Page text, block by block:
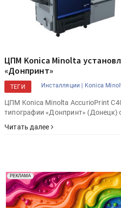
ЦПМ Konica Minolta
«Донпринт»
ТЕГИ Инсталляции | Konica
ЦПМ Konica Minolta AccurioPrint
типографии «Донпринт» (Донецк)
Читать далее
РЕКЛАМА
Реклама. Рекламодатель ООО "Передовые
Печати" erid: 2SDnjd2d4Qz